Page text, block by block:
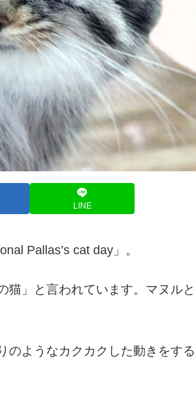
LINE
Pallas’s cat day」。
猫」と言われています。マヌルと
のようなカクカクした動きをする